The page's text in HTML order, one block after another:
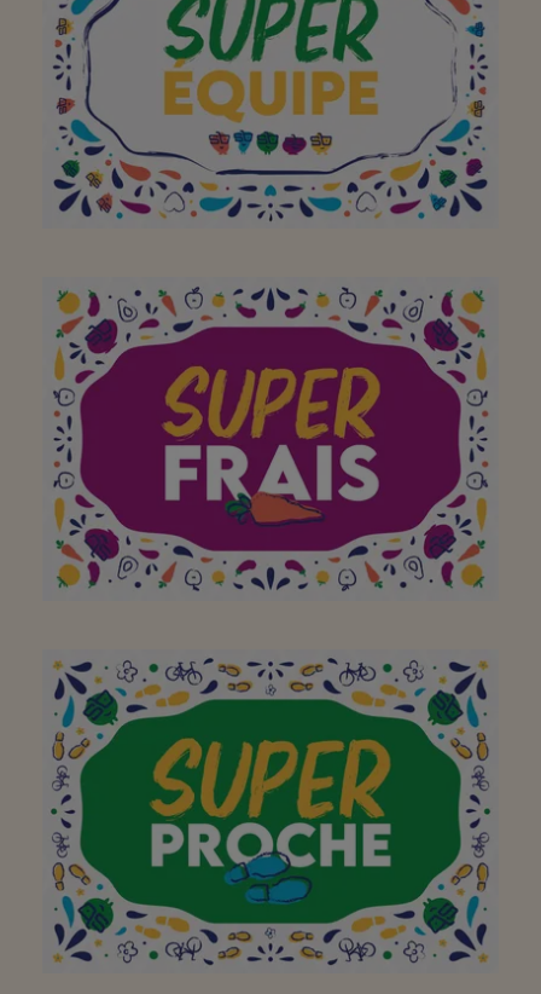
Merci pour l'accueil
À toute l'équipe pour
avoir fait de votre
supermarché de quartier
un super endroit. Merci!
Continuez comme ça!
Super propre et beau